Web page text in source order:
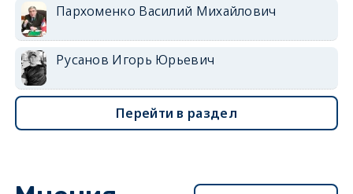
Пархоменко Василий Михайлович
Русанов Игорь Юрьевич
Перейти в раздел